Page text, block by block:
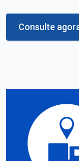
Consulte